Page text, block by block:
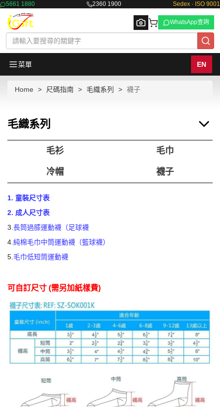
5661 1880 2360 1900 Sedex · ISO 9001
Browse
WhatsApp查詢
菜單 EN
Home 尺碼指南 毛織系列 襪子
毛織系列
毛衫 毛巾
冷帽 襪子
1. 童裝尺寸表
2. 成人尺寸表
3. 長筒過膝運動襪（足球襪
4 純棉毛巾中筒運動襪（籃球襪）
5. 毛巾低短筒運動襪
可自訂尺寸 (需另加紙樣費)